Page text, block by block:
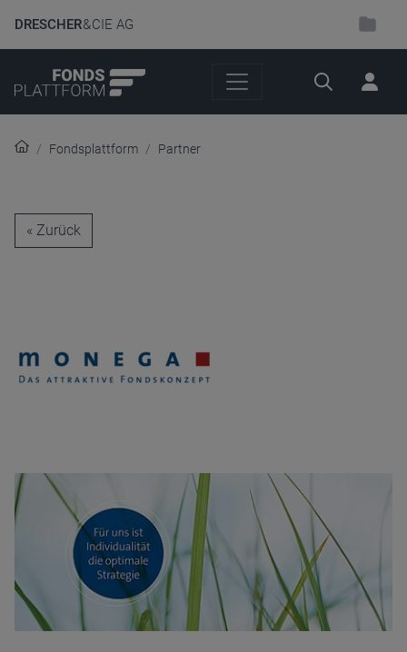
DRESCHER& CIE AG
Suche
Fondsplattform Partner
« Zurück